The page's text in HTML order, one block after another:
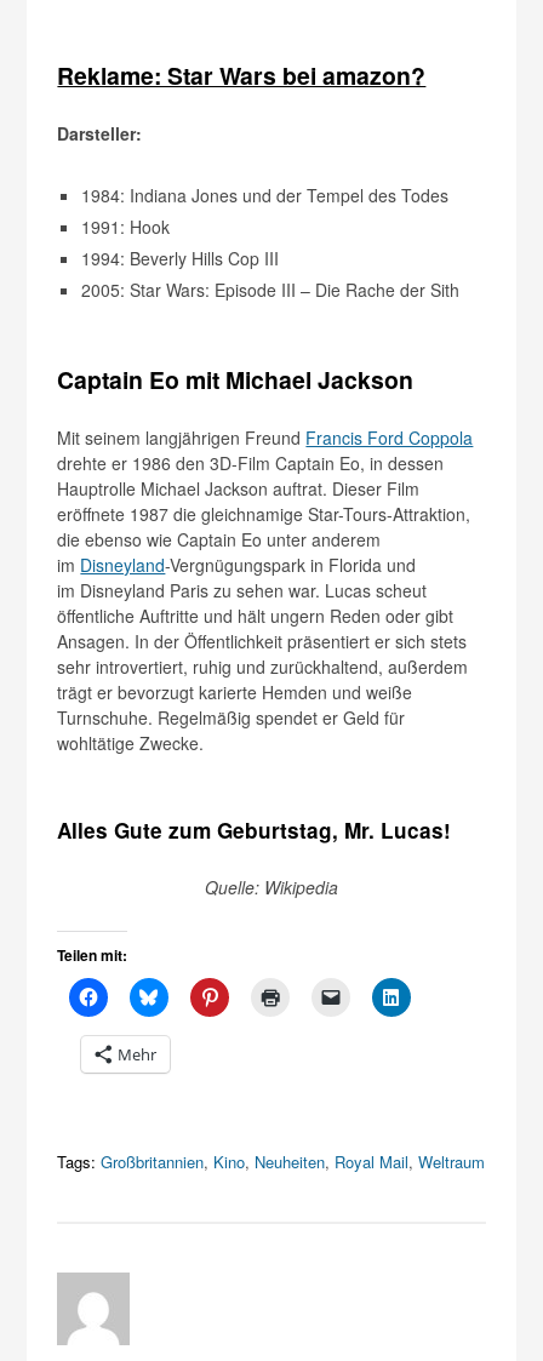
Reklame: Star Wars bei amazon?
Darsteller:
1984: Indiana Jones und der Tempel des Todes
1991: Hook
1994: Beverly Hills Cop III
2005: Star Wars: Episode III – Die Rache der Sith
Captain Eo mit Michael Jackson
Mit seinem langjährigen Freund Francis Ford Coppola
drehte er 1986 den 3D-Film Captain Eo, in dessen
Hauptrolle Michael Jackson auftrat. Dieser Film
eröffnete 1987 die gleichnamige Star-Tours-Attraktion,
die ebenso wie Captain Eo unter anderem
im Disneyland-Vergnügungspark in Florida und
im Disneyland Paris zu sehen war. Lucas scheut
öffentliche Auftritte und hält ungern Reden oder gibt
Ansagen. In der Öffentlichkeit präsentiert er sich stets
sehr introvertiert, ruhig und zurückhaltend, außerdem
trägt er bevorzugt karierte Hemden und weiße
Turnschuhe. Regelmäßig spendet er Geld für
wohltätige Zwecke.
Alles Gute zum Geburtstag, Mr. Lucas!
Quelle: Wikipedia
Teilen mit:
Mehr
Tags: Großbritannien, Kino, Neuheiten, Royal Mail,Weltraum